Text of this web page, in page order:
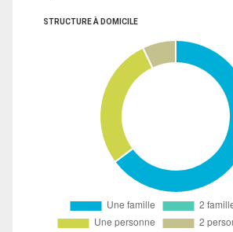
STRUCTURE À DOMICILE